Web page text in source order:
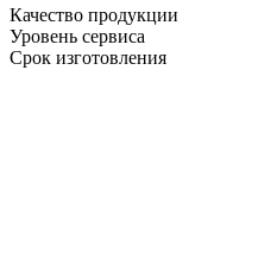
Качество продукции
Уровень сервиса
Срок изготовления